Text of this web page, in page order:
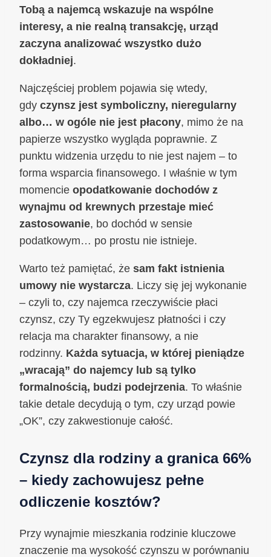
Tobą a najemcą wskazuje na wspólne
interesy, a nie realną transakcję, urząd
zaczyna analizować wszystko dużo
dokładniej.
Najczęściej problem pojawia się wtedy,
gdy czynsz jest symboliczny, nieregularny
albo… w ogóle nie jest płacony, mimo że na
papierze wszystko wygląda poprawnie. Z
punktu widzenia urzędu to nie jest najem – to
forma wsparcia finansowego. I właśnie w tym
momencie opodatkowanie dochodów z
wynajmu od krewnych przestaje mieć
zastosowanie, bo dochód w sensie
podatkowym… po prostu nie istnieje.
Warto też pamiętać, że sam fakt istnienia
umowy nie wystarcza. Liczy się jej wykonanie
– czyli to, czy najemca rzeczywiście płaci
czynsz, czy Ty egzekwujesz płatności i czy
relacja ma charakter finansowy, a nie
rodzinny. Każda sytuacja, w której pieniądze
„wracają” do najemcy lub są tylko
formalnością, budzi podejrzenia. To właśnie
takie detale decydują o tym, czy urząd powie
„OK”, czy zakwestionuje całość.
Czynsz dla rodziny a granica 66%
– kiedy zachowujesz pełne
odliczenie kosztów?
Przy wynajmie mieszkania rodzinie kluczowe
znaczenie ma wysokość czynszu w porównaniu